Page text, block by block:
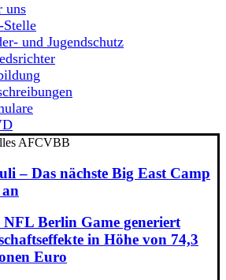
uns
Stelle
und Jugendschutz
AFCVBB
– Das nächste Big East Camp
NFL Berlin Game generiert
in Höhe von 74,3
Euro